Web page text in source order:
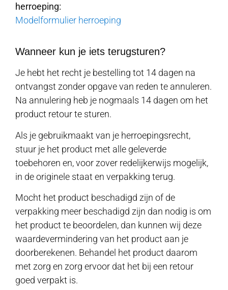
herroeping:
Modelformulier herroeping
Wanneer kun je iets terugsturen?
Je hebt het recht je bestelling tot 14 dagen na
ontvangst zonder opgave van reden te annuleren.
Na annulering heb je nogmaals 14 dagen om het
product retour te sturen.
Als je gebruikmaakt van je herroepingsrecht,
stuur je het product met alle geleverde
toebehoren en, voor zover redelijkerwijs mogelijk,
in de originele staat en verpakking terug.
Mocht het product beschadigd zijn of de
verpakking meer beschadigd zijn dan nodig is om
het product te beoordelen, dan kunnen wij deze
waardevermindering van het product aan je
doorberekenen. Behandel het product daarom
met zorg en zorg ervoor dat het bij een retour
goed verpakt is.